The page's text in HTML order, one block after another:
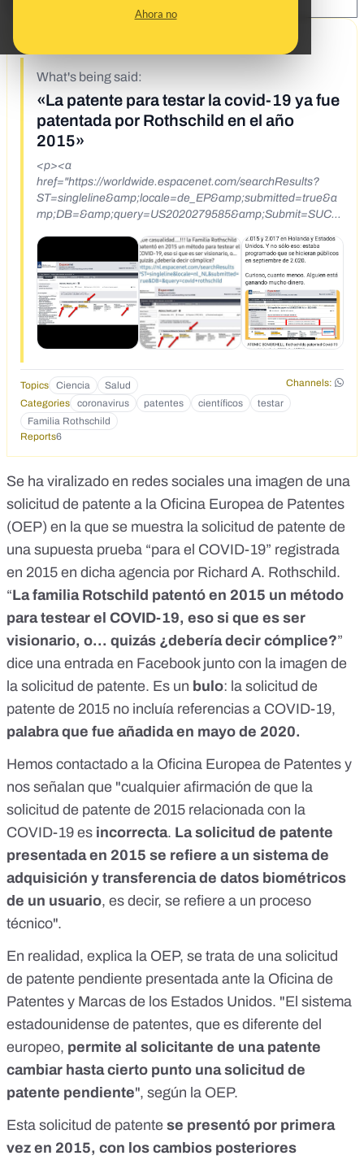
Ahora no
What's being said:
«La patente para testar la covid-19 ya fue
patentada por Rothschild en el año
2015»
<p><a
href="https://worldwide.espacenet.com/searchResults?
ST=singleline&amp;locale=de_EP&amp;submitted=true&a
mp;DB=&amp;query=US2020279585&amp;Submit=SUCH
target="_blank">https://worldwide.espacenet.com/searchR
esults?
ST=singleline&amp;locale=de_EP&amp;submitted=true&a
mp;DB=&amp;query=US2020279585&amp;Submit=SUCH
EN</a>. PATENTE PARA TESTAR LA COVID-19 YA FUE
PATENTADO POR ROTHSCHILD EN EL A&Ntilde;O 2015.
VER PARA CREER. DIFUNDIR MASIVAMENTE!!!!!</p>
Topics Ciencia Salud
Channels:
Categories
coronavirus patentes científicos
testar
Familia Rothschild
Reports6
Se ha viralizado en redes sociales una imagen de una
solicitud de patente a la Oficina Europea de Patentes
(OEP) en la que se muestra la solicitud de patente de
una supuesta prueba “para el COVID-19” registrada
en 2015 en dicha agencia por Richard A. Rothschild.
“La familia Rotschild patentó en 2015 un método
para testear el COVID-19, eso si que es ser
visionario, o… quizás ¿debería decir cómplice?”
dice una entrada en Facebook junto con la imagen de
la solicitud de patente. Es un bulo: la solicitud de
patente de 2015 no incluía referencias a COVID-19,
palabra que fue añadida en mayo de 2020.
Hemos contactado a la Oficina Europea de Patentes y
nos señalan que "cualquier afirmación de que la
solicitud de patente de 2015 relacionada con la
COVID-19 es incorrecta. La solicitud de patente
presentada en 2015 se refiere a un sistema de
adquisición y transferencia de datos biométricos
de un usuario, es decir, se refiere a un proceso
técnico".
En realidad, explica la OEP, se trata de una solicitud
de patente pendiente presentada ante la Oficina de
Patentes y Marcas de los Estados Unidos. "El sistema
estadounidense de patentes, que es diferente del
europeo, permite al solicitante de una patente
cambiar hasta cierto punto una solicitud de
patente pendiente", según la OEP.
Esta solicitud de patente se presentó por primera
vez en 2015, con los cambios posteriores